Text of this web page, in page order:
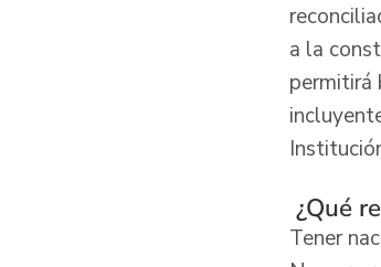
a la
permitirá
¿Qué
Tener